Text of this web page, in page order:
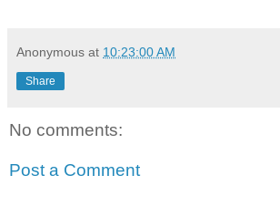
Anonymous at 10:23:00 AM
Share
No comments:
Post a Comment